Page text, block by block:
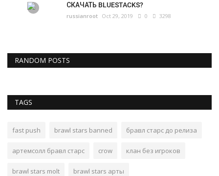
СКАЧАТЬ BLUESTACKS?
russianroot Oct 29, 2019 0 3298
RANDOM POSTS
TAGS
fast push brawl stars banned бравл старс до релиза
артемсолл бравл старс crow клан без игроков
brawl stars molt brawl stars арты